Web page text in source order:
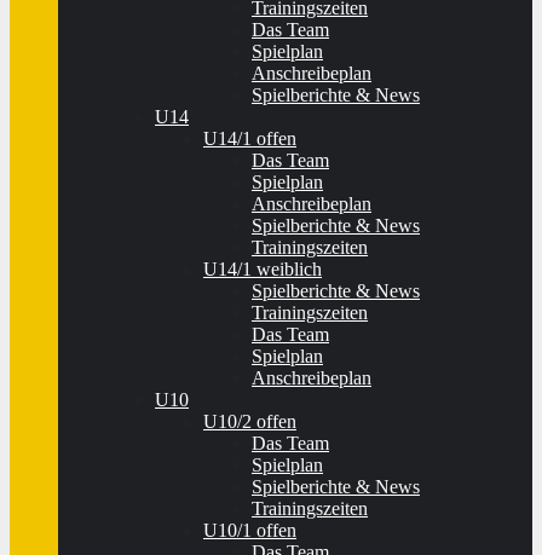
Trainingszeiten
Das Team
Spielplan
Anschreibeplan
Spielberichte & News
U14
U14/1 offen
Das Team
Spielplan
Anschreibeplan
Spielberichte & News
Trainingszeiten
U14/1 weiblich
Spielberichte & News
Trainingszeiten
Das Team
Spielplan
Anschreibeplan
U10
U10/2 offen
Das Team
Spielplan
Spielberichte & News
Trainingszeiten
U10/1 offen